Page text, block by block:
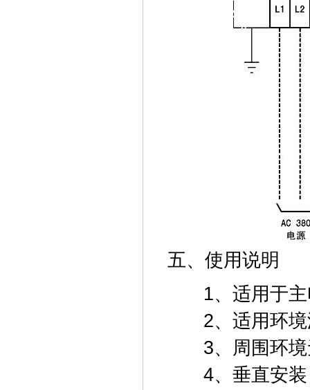
五、使用说明
1、适用于主
2、适用环境
3、周围环境
4、垂直安装